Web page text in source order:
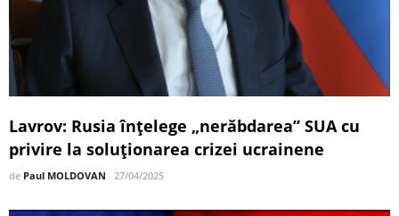
Lavrov: Rusia înțelege „nerăbdarea” SUA cu
privire la soluționarea crizei ucrainene
de Paul MOLDOVAN 27/04/2025